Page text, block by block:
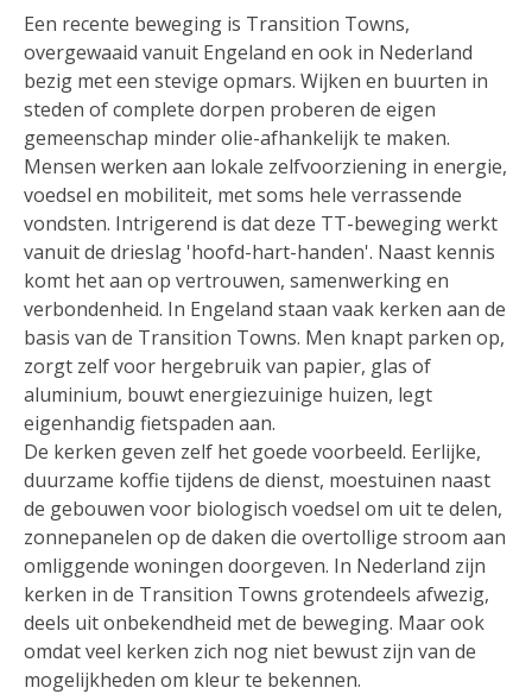
Een recente beweging is Transition Towns,
overgewaaid vanuit Engeland en ook in Nederland
bezig met een stevige opmars. Wijken en buurten in
steden of complete dorpen proberen de eigen
gemeenschap minder olie-afhankelijk te maken.
Mensen werken aan lokale zelfvoorziening in energie,
voedsel en mobiliteit, met soms hele verrassende
vondsten. Intrigerend is dat deze TT-beweging werkt
vanuit de drieslag 'hoofd-hart-handen'. Naast kennis
komt het aan op vertrouwen, samenwerking en
verbondenheid. In Engeland staan vaak kerken aan de
basis van de Transition Towns. Men knapt parken op,
zorgt zelf voor hergebruik van papier, glas of
aluminium, bouwt energiezuinige huizen, legt
eigenhandig fietspaden aan.
De kerken geven zelf het goede voorbeeld. Eerlijke,
duurzame koffie tijdens de dienst, moestuinen naast
de gebouwen voor biologisch voedsel om uit te delen,
zonnepanelen op de daken die overtollige stroom aan
omliggende woningen doorgeven. In Nederland zijn
kerken in de Transition Towns grotendeels afwezig,
deels uit onbekendheid met de beweging. Maar ook
omdat veel kerken zich nog niet bewust zijn van de
mogelijkheden om kleur te bekennen.